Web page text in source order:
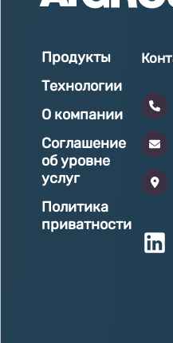
Продукты
Технологии
О компании
Соглашение
об уровне
услуг
Политика
приватности